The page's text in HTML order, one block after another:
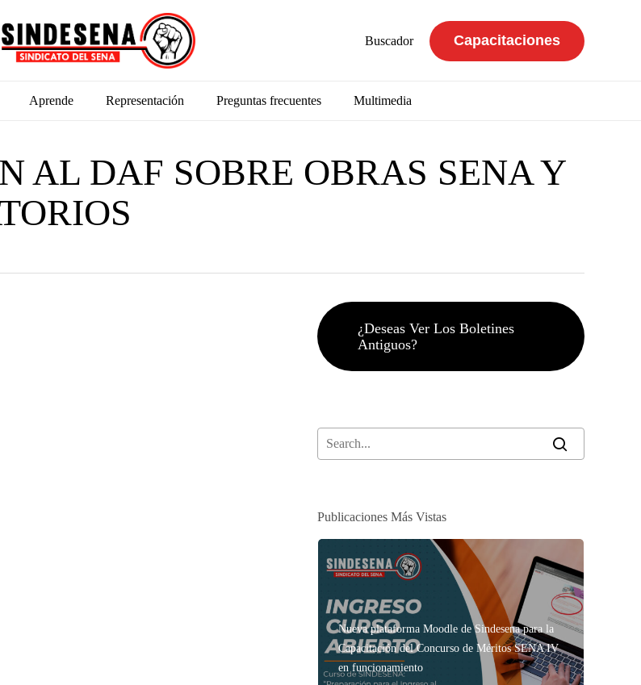
Buscador Capacitaciones
Aprende Representación Preguntas frecuentes Multimedia
AL DAF SOBRE OBRAS SENA Y
¿Deseas Ver Los Boletines
Antiguos?
Publicaciones Más Vistas
Nueva plataforma Moodle de Sindesena para la
Capacitación del Concurso de Méritos SENA IV
en funcionamiento